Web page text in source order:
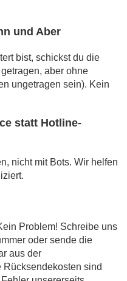
und Aber
bist, schickst du die
aber ohne
ungetragen sein). Kein
statt Hotline-
nicht mit Bots. Wir helfen
Problem! Schreibe uns
oder sende die
aus der
sind